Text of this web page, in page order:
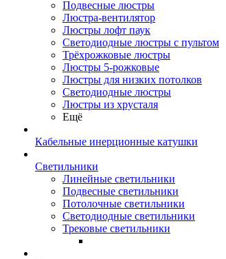
Подвесные люстры
Люстра-вентилятор
Люстры лофт паук
Светодиодные люстры с пультом
Трёхрожковые люстры
Люстры 5-рожковые
Люстры для низких потолков
Cветодиодные люстры
Люстры из хрусталя
Ещё
Кабельные инерционные катушки
Светильники
Линейные светильники
Подвесные светильники
Потолочные светильники
Светодиодные светильники
Трековые светильники